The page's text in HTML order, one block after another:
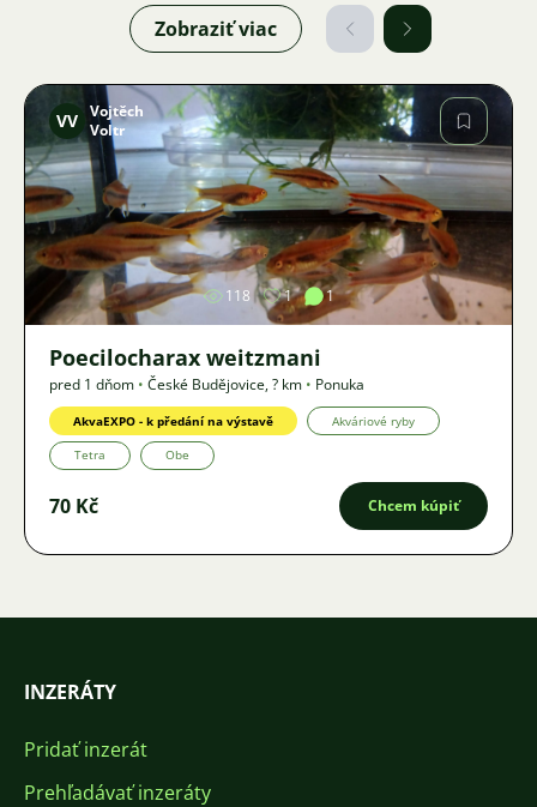
Zobraziť viac
Obrázok
VV Vojtěch
Voltr
118 1 1
Poecilocharax weitzmani
pred 1 dňom • České Budějovice,? km • Ponuka
AkvaEXPO - k předání na výstavě Akváriové ryby
Tetra Obe
70 Kč Chcem kúpiť
INZERÁTY
Pridať inzerát
Prehľadávať inzeráty